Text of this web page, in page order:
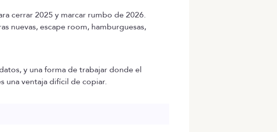
cerrar 2025 y marcar rumbo de 2026.
nuevas, escape room, hamburguesas,
y una forma de trabajar donde el
una ventaja difícil de copiar.